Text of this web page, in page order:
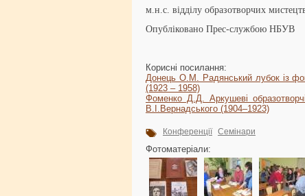
м.н.с. відділу образотворчих
Опубліковано Прес-службою НБУВ
Корисні посилання:
Донець О.М. Радянський лубок із
(1923 – 1958)
Фоменко Д.Д. Аркушеві
В.І.Вернадського (1904–1923)
Конференції Семінари
Фотоматеріали: